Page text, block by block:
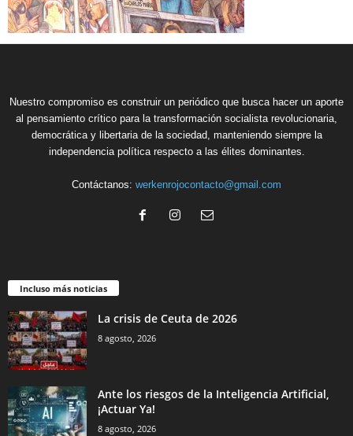
Nuestro compromiso es construir un periódico que busca hacer un aporte
al pensamiento crítico para la transformación socialista revolucionaria,
democrática y libertaria de la sociedad, manteniendo siempre la
independencia política respecto a las élites dominantes.
Contáctanos: werkenrojocontacto@gmail.com
Incluso más noticias
La crisis de Ceuta de 2026
8 agosto, 2026
Ante los riesgos de la Inteligencia Artificial,
¡Actuar Ya!
8 agosto, 2026